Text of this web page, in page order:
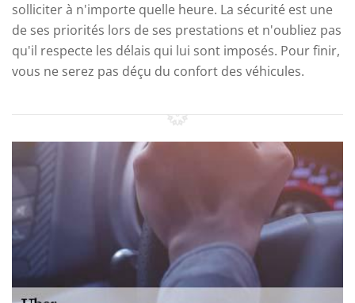
solliciter à n'importe quelle heure. La sécurité est une
de ses priorités lors de ses prestations et n'oubliez pas
qu'il respecte les délais qui lui sont imposés. Pour finir,
vous ne serez pas déçu du confort des véhicules.